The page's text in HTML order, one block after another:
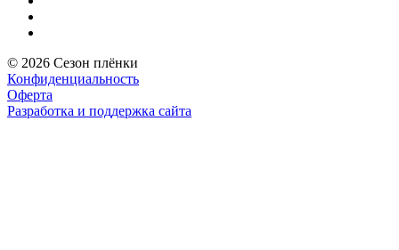
© 2026 Сезон плёнки
Конфиденциальность
Оферта
Разработка и поддержка сайта